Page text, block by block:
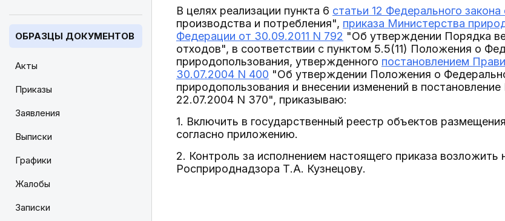
ОБРАЗЦЫ ДОКУМЕНТОВ
Акты
Приказы
Заявления
Выписки
Графики
Жалобы
Записки
В целях реализации пункта 6 статьи 12 Федерального
производства и потребления", приказа Министерства
Федерации от 30.09.2011 N 792 "Об утверждении Порядка
отходов", в соответствии с пунктом 5.5(11) Положения о
природопользования, утвержденного постановлением
30.07.2004 N 400 "Об утверждении Положения о
природопользования и внесении изменений в
22.07.2004 N 370", приказываю:
1. Включить в государственный реестр объектов
согласно приложению.
2. Контроль за исполнением настоящего приказа возложить
Росприроднадзора Т.А. Кузнецову.